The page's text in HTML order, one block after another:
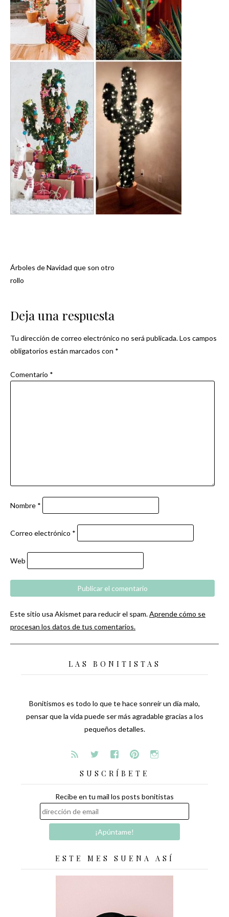
Navegación
Árboles de Navidad que son otro
rollo
Deja una respuesta
Tu dirección de correo electrónico no será publicada.Los campos
obligatorios están marcados con *
Comentario *
Nombre *
Correo electrónico *
Web
Este sitio usa Akismet para reducir el spam.Aprende cómo se
procesan los datos de tus comentarios.
LAS BONITISTAS
Bonitismos es todo lo que te hace sonreír un día malo,
pensar que la vida puede ser más agradable gracias a los
pequeños detalles.
SUSCRÍBETE
Recibe en tu mail los posts bonitistas
ESTE MES SUENA ASÍ